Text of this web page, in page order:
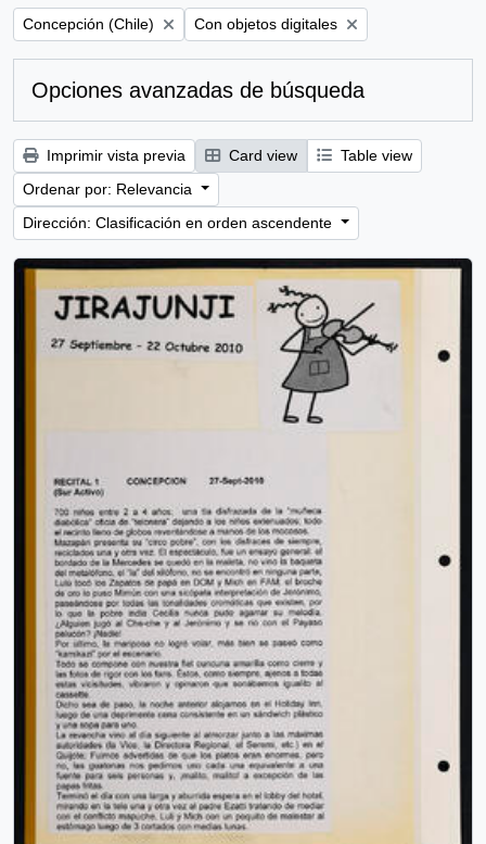
Remove filter:
Concepción (Chile) Remove filter:
Con objetos digitales
Opciones avanzadas de búsqueda
Imprimir vista previa Card view
Table view
Ordenar por: Relevancia
Dirección: Clasificación en orden ascendente